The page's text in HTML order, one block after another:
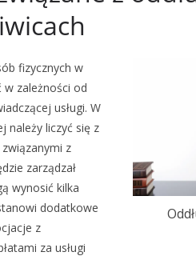
fizycznych w
w zależności od
usługi. W
należy liczyć się z
z
zarządzał
wynosić kilka
dodatkowe
z
za usługi